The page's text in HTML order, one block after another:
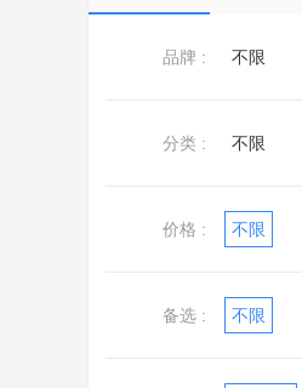
品牌 : 不限
分类 : 不限
价格 :
不限
备选 : 不限